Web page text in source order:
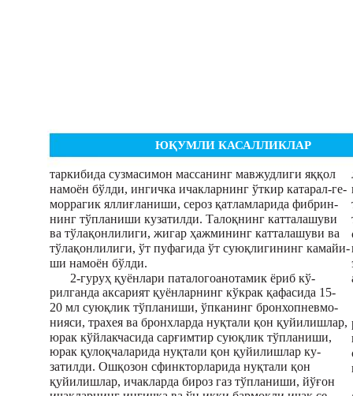
ЮҚУМЛИ КАСАЛЛИКЛАР
таркибида сузмасимон массанинг мавжудлиги яққол
намоён бўлди, ингичка ичакларнинг ўткир катарал-ге-
моррагик яллиғланиши, сероз қатламларида фибрин-
нинг тўпланиши кузатилди. Талоқнинг катталашуви
ва тўлақонлилиги, жигар ҳажмининг катталашуви ва
тўлақонлилиги, ўт пуфагида ўт суюқлигининг камайи-
ши намоён бўлди.
2-гуруҳ қуёнлари паталогоанотамик ёриб кў-
рилганда аксарият қуёнларнинг кўкрак қафасида 15-
20 мл суюқлик тўпланиши, ўпканинг бронхопневмо-
нияси, трахея ва бронхларда нуқтали қон қуйилишлар,
юрак кўйлакчасида сарғимтир суюқлик тўпланиши,
юрак қулоқчаларида нуқтали қон қуйилишлар ку-
затилди. Ошқозон сфинкторларида нуқтали қон
қуйилишлар, ичакларда бироз газ тўпланиши, йўғон